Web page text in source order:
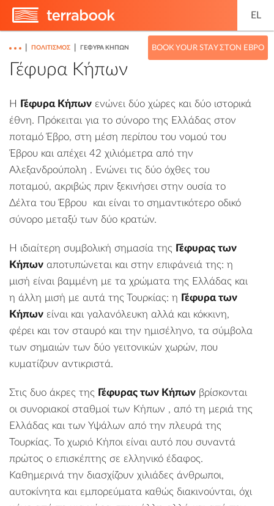
EL
BOOK YOUR STAY ΣΤΟΝ ΈΒΡΟ
ΠΟΛΙΤΙΣΜΌΣ ΓΈΦΥΡΑ ΚΉΠΩΝ
Γέφυρα Κήπων
Η Γέφυρα Κήπων ενώνει δύο χώρες και δύο ιστορικά
έθνη. Πρόκειται για το σύνορο της Ελλάδας στον
ποταμό Έβρο, στη μέση περίπου του νομού του
Έβρου και απέχει 42 χιλιόμετρα από την
Αλεξανδρούπολη . Ενώνει τις δύο όχθες του
ποταμού, ακριβώς πριν ξεκινήσει στην ουσία το
Δέλτα του Έβρου και είναι το σημαντικότερο οδικό
σύνορο μεταξύ των δύο κρατών.
Η ιδιαίτερη συμβολική σημασία της Γέφυρας των
Κήπων αποτυπώνεται και στην επιφάνειά της: η
μισή είναι βαμμένη με τα χρώματα της Ελλάδας και
η άλλη μισή με αυτά της Τουρκίας: η Γέφυρα των
Κήπων είναι και γαλανόλευκη αλλά και κόκκινη,
φέρει και τον σταυρό και την ημισέληνο, τα σύμβολα
των σημαιών των δύο γειτονικών χωρών, που
κυματίζουν αντικριστά.
Στις δυο άκρες της Γέφυρας των Κήπων βρίσκονται
οι συνοριακοί σταθμοί των Κήπων , από τη μεριά της
Ελλάδας και των Υψάλων από την πλευρά της
Τουρκίας. Το χωριό Κήποι είναι αυτό που συναντά
πρώτος ο επισκέπτης σε ελληνικό έδαφος.
Καθημερινά την διασχίζουν χιλιάδες άνθρωποι,
αυτοκίνητα και εμπορεύματα καθώς διακινούνται, όχι